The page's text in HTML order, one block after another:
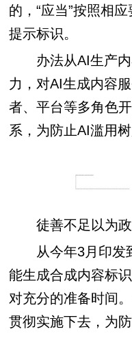
的，“应当”按照相
提示标识。
办法从AI生产内
力，对AI生成内容
者、平台等多角色
系，为防止AI滥用
徒善不足以为政
从今年3月印发
能生成合成内容标
对充分的准备时间
贯彻实施下去，为